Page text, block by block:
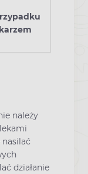
należy
działanie